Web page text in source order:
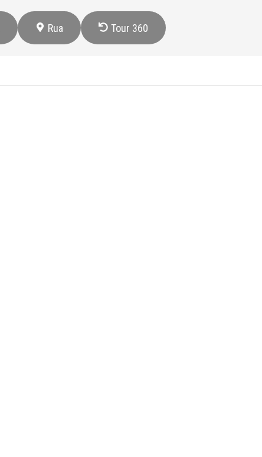
Rua Tour 360